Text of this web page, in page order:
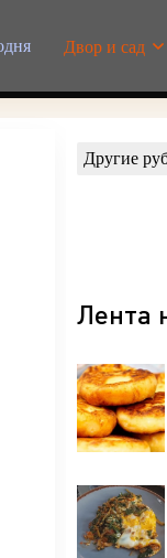
Двор и сад
Другие
Лента